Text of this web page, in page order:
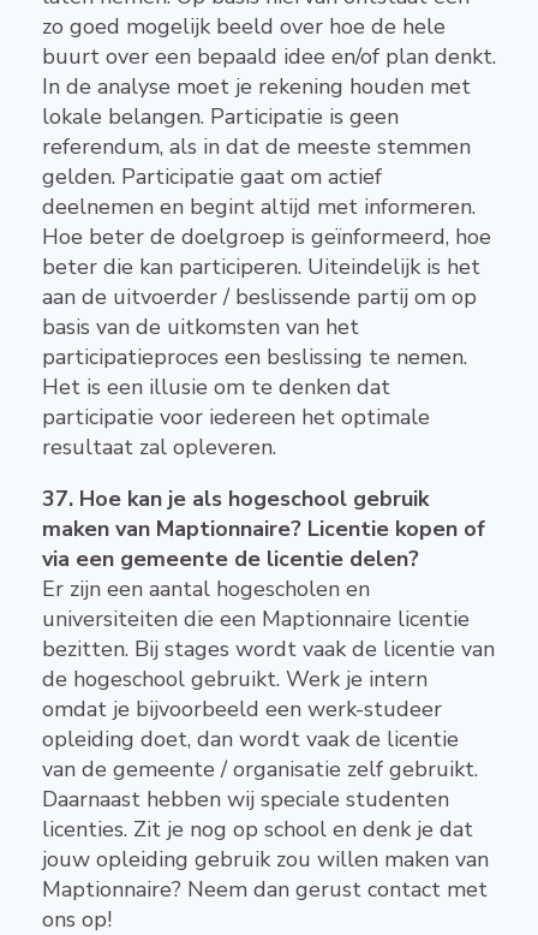
zo goed mogelijk beeld over hoe de hele
buurt over een bepaald idee en/of plan denkt.
In de analyse moet je rekening houden met
lokale belangen. Participatie is geen
referendum, als in dat de meeste stemmen
gelden. Participatie gaat om actief
deelnemen en begint altijd met informeren.
Hoe beter de doelgroep is geïnformeerd, hoe
beter die kan participeren. Uiteindelijk is het
aan de uitvoerder / beslissende partij om op
basis van de uitkomsten van het
participatieproces een beslissing te nemen.
Het is een illusie om te denken dat
participatie voor iedereen het optimale
resultaat zal opleveren.
37. Hoe kan je als hogeschool gebruik
maken van Maptionnaire? Licentie kopen of
via een gemeente de licentie delen?
Er zijn een aantal hogescholen en
universiteiten die een Maptionnaire licentie
bezitten. Bij stages wordt vaak de licentie van
de hogeschool gebruikt. Werk je intern
omdat je bijvoorbeeld een werk-studeer
opleiding doet, dan wordt vaak de licentie
van de gemeente / organisatie zelf gebruikt.
Daarnaast hebben wij speciale studenten
licenties. Zit je nog op school en denk je dat
jouw opleiding gebruik zou willen maken van
Maptionnaire? Neem dan gerust contact met
ons op!